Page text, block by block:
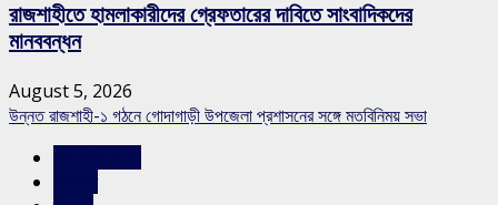
রাজশাহীতে হামলাকারীদের গ্রেফতারের দাবিতে সাংবাদিকদের
মানববন্ধন
August 5, 2026
উন্নত রাজশাহী-১ গঠনে গোদাগাড়ী উপজেলা প্রশাসনের সঙ্গে মতবিনিময় সভা